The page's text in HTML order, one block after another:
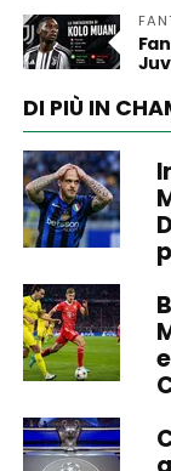
DI PIÙ IN